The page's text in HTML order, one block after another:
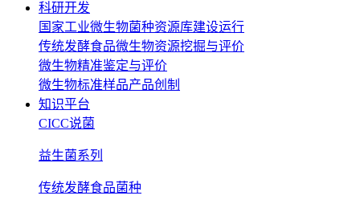
科研开发
国家工业微生物菌种资源库建设运行
传统发酵食品微生物资源挖掘与评价
微生物精准鉴定与评价
微生物标准样品产品创制
知识平台
CICC说菌
益生菌系列
传统发酵食品菌种